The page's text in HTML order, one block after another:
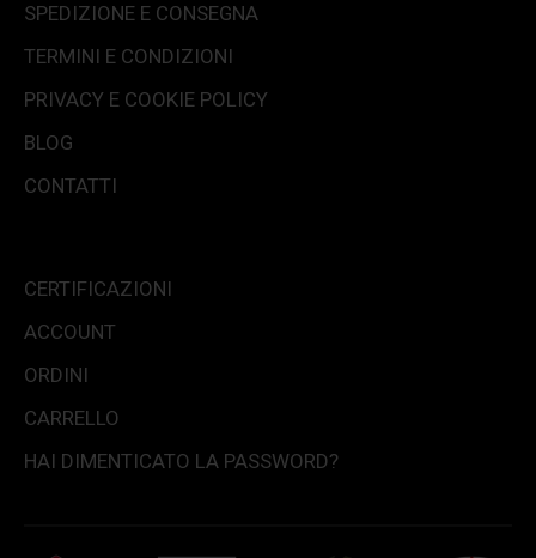
SPEDIZIONE E CONSEGNA
TERMINI E CONDIZIONI
PRIVACY E COOKIE POLICY
BLOG
CONTATTI
CERTIFICAZIONI
ACCOUNT
ORDINI
CARRELLO
HAI DIMENTICATO LA PASSWORD?